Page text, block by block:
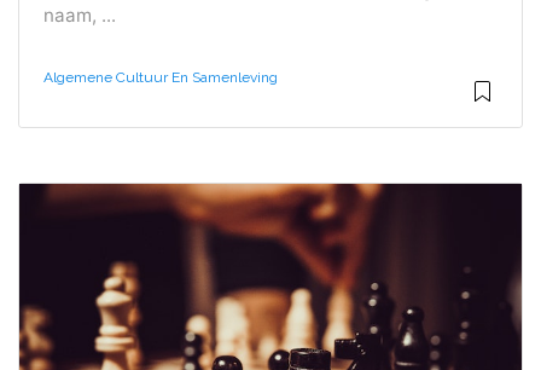
naam, ...
Algemene Cultuur En Samenleving